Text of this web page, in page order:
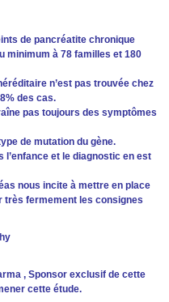
de pancréatite chronique
minimum à 78 familles et 180
n’est pas trouvée chez
des cas.
pas toujours des symptômes
de mutation du gène.
et le diagnostic en est
nous incite à mettre en place
très fermement les consignes
, Sponsor exclusif de cette
cette étude.